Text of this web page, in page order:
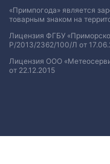
«Примпогода» является
товарным знаком на
Лицензия ФГБУ
Р/2013/2362/100/Л от
Лицензия ООО
от 22.12.2015